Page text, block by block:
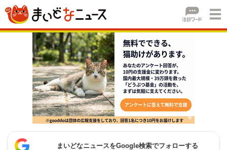
まいどなニュースをGoogle検索でフォローする